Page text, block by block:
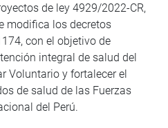
de ley 4929/2022-CR,
modifica los decretos
con el objetivo de
integral de salud del
Voluntario y fortalecer el
de salud de las Fuerzas
del Perú.